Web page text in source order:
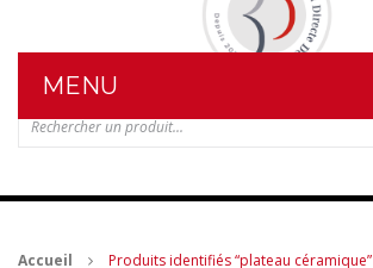
MENU
NOS PRODUITS
Accueil Produits identifiés “plateau céramique”